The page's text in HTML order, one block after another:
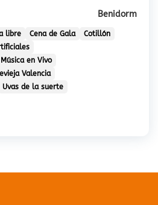
Benidorm
libre Cena de Gala
Cotillón
en Vivo
Valencia
Uvas de la suerte